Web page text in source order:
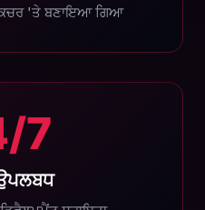
'ਤੇ ਬਣਾਇਆ ਗਿਆ
7